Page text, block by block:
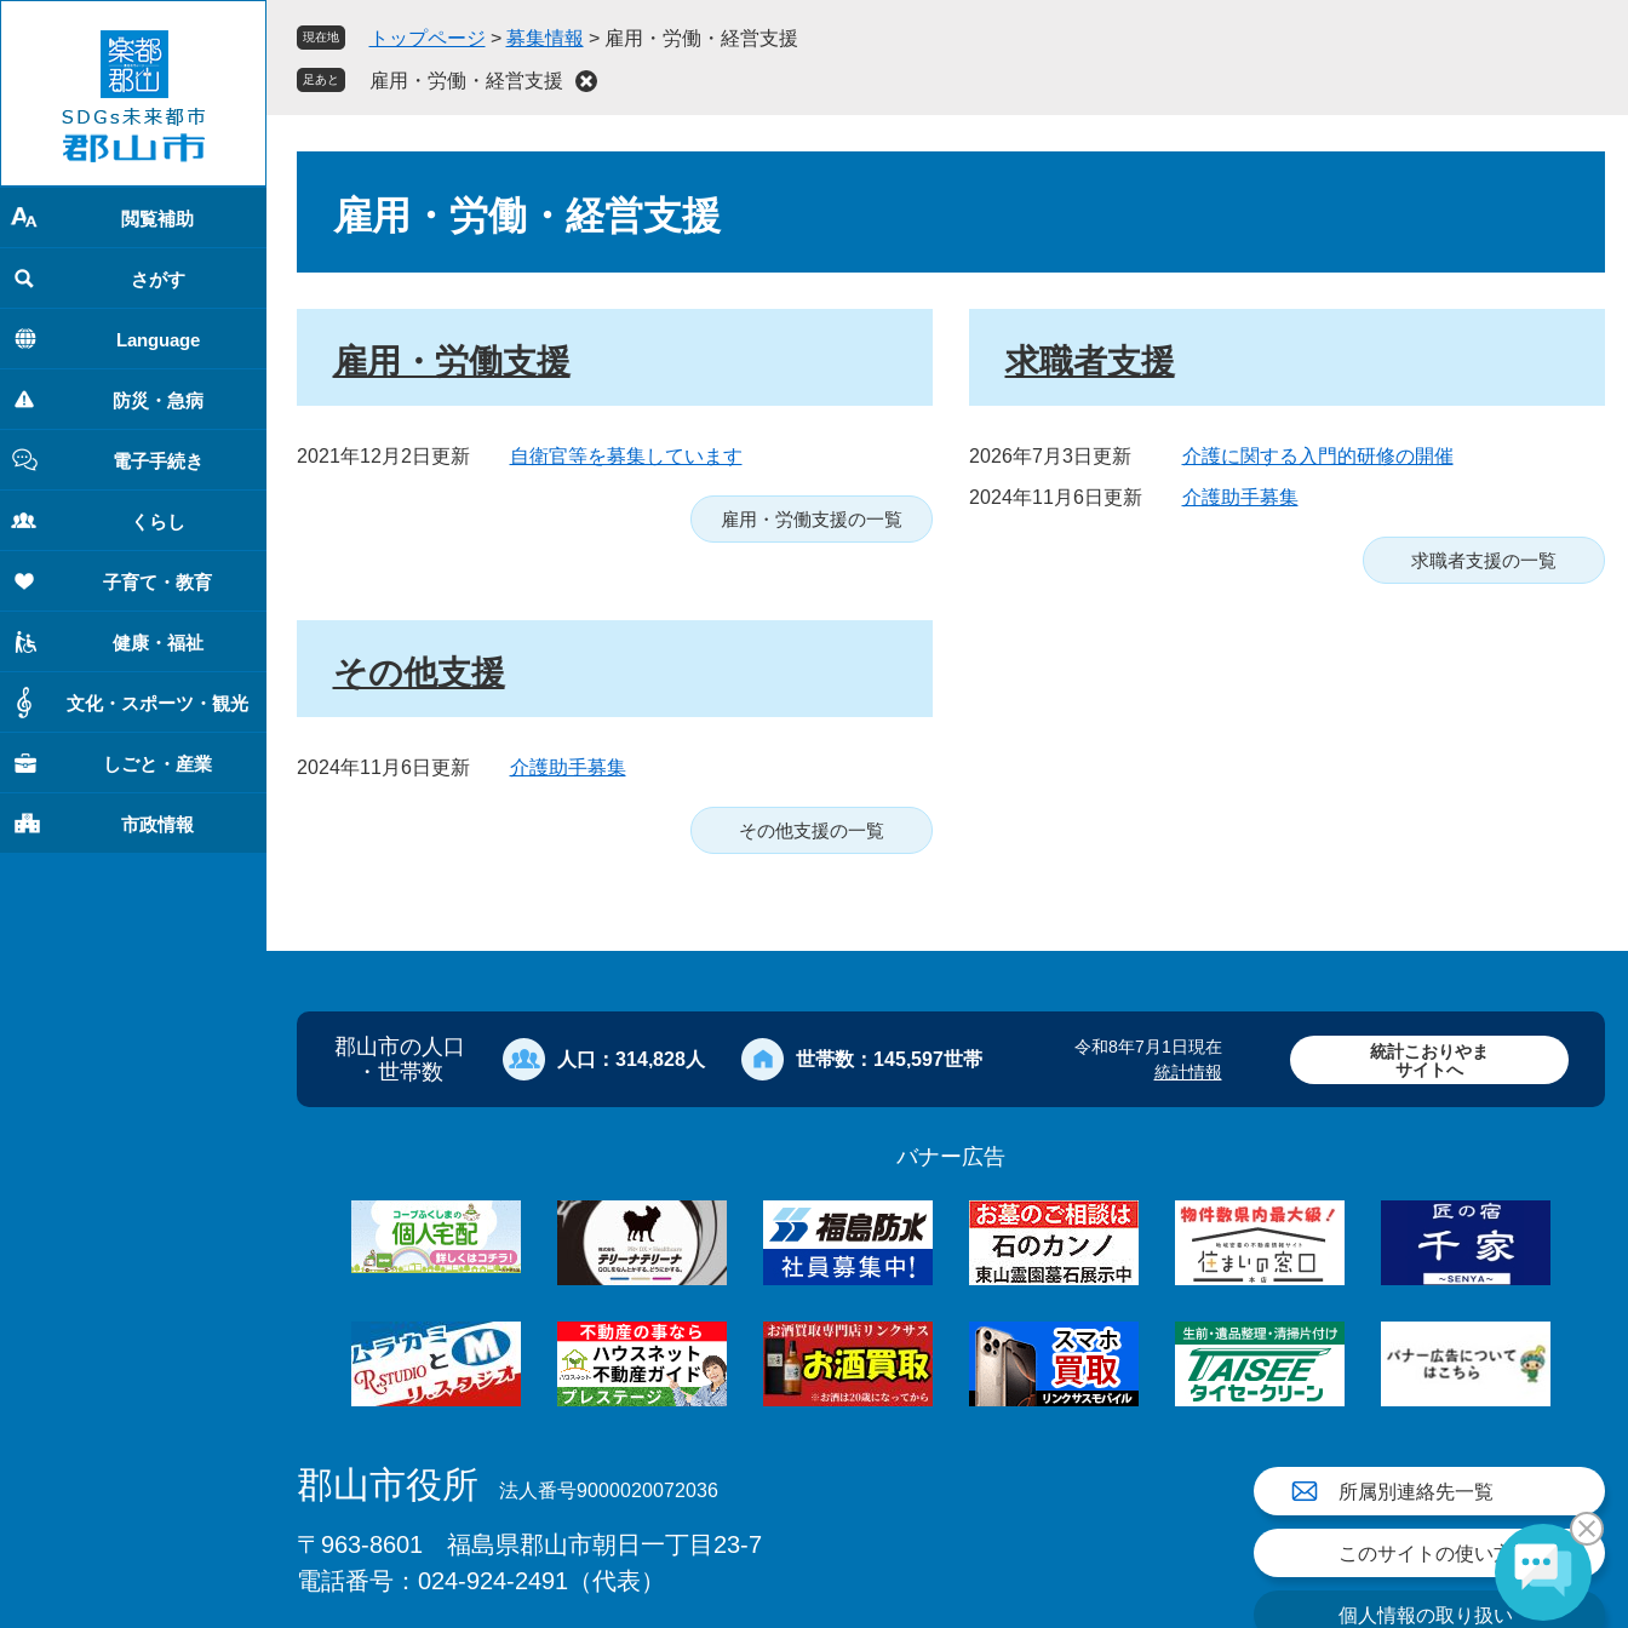
で
す
。
ば
し
て
本
文
へ
閲覧補助
さがす
Language
防災・急病
電子手続き
くらし
子育て・教育
健康・福祉
文化・スポーツ・観光
しごと・産業
市政情報
現在地 トップページ > 募集情報 > 雇用・労働・経営支援
足あと 雇用・労働・経営支援
雇用・労働・経営支援
雇用・労働支援
2021年12月2日更新 自衛官等を募集しています
雇用・労働支援の一覧
求職者支援
2026年7月3日更新
介護に関する入門的研修の開催
2024年11月6日更新
介護助手募集
求職者支援の一覧
その他支援
2024年11月6日更新 介護助手募集
その他支援の一覧
郡山市の人口
・世帯数
人口： 314,828人 世帯数： 145,597世帯
令和8年7月1日現在
統計情報
統計こおりやま
サイトへ
バナー広告
郡山市役所 法人番号9000020072036
〒963-8601 福島県郡山市朝日一丁目23-7
電話番号：024-924-2491（代表）
所属別連絡先一覧
このサイトの使い方
個人情報の取り扱い